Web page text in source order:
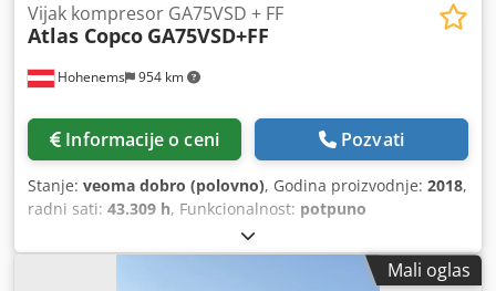
Hohenems 954 km
Vijak kompresor GA75VSD + FF
Atlas Copco GA75VSD+FF
Informacije o ceni Pozvati
Stanje: veoma dobro (polovno), Godina proizvodnje: 2018,
radni sati: 43.309 h, Funkcionalnost: potpuno
, Vijčani kompresor Atlas Copco GA75VSD+FF
Inverter i sušač integrisani 75 kW 12,75 bara 15,50 m3/min
Djdjzp Urwopfx Aklowa Godina proizvodnje: 2018 Radni
Mali oglas